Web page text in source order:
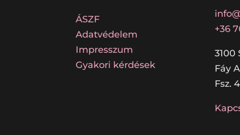
ÁSZF
Adatvédelem
Impresszum
Gyakori kérdések
+36
3100
Fáy
Fsz.